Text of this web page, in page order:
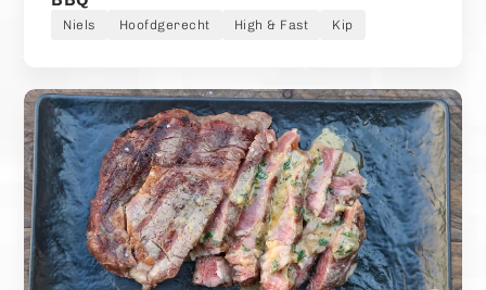
Niels Hoofdgerecht High & Fast Kip